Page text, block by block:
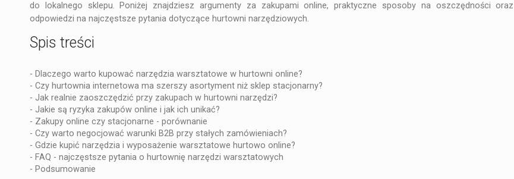
do lokalnego sklepu. Poniżej znajdziesz argumenty za zakupami online, praktyczne sposoby na oszczędności oraz
odpowiedzi na najczęstsze pytania dotyczące hurtowni narzędziowych.
Spis treści
- Dlaczego warto kupować narzędzia warsztatowe w hurtowni online?
- Czy hurtownia internetowa ma szerszy asortyment niż sklep stacjonarny?
- Jak realnie zaoszczędzić przy zakupach w hurtowni narzędzi?
- Jakie są ryzyka zakupów online i jak ich unikać?
- Zakupy online czy stacjonarne - porównanie
- Czy warto negocjować warunki B2B przy stałych zamówieniach?
- Gdzie kupić narzędzia i wyposażenie warsztatowe hurtowo online?
- FAQ - najczęstsze pytania o hurtownię narzędzi warsztatowych
- Podsumowanie